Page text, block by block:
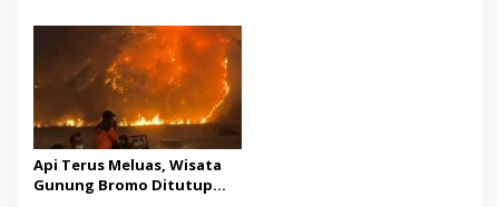
Api Terus Meluas, Wisata
Gunung Bromo Ditutup